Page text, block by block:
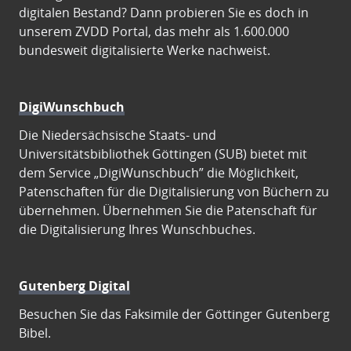
digitalen Bestand? Dann probieren Sie es doch in
unserem ZVDD Portal, das mehr als 1.600.000
bundesweit digitalisierte Werke nachweist.
DigiWunschbuch
Die Niedersächsische Staats- und
Universitätsbibliothek Göttingen (SUB) bietet mit
dem Service „DigiWunschbuch” die Möglichkeit,
Patenschaften für die Digitalisierung von Büchern zu
übernehmen. Übernehmen Sie die Patenschaft für
die Digitalisierung Ihres Wunschbuches.
Gutenberg Digital
Besuchen Sie das Faksimile der Göttinger Gutenberg
Bibel.